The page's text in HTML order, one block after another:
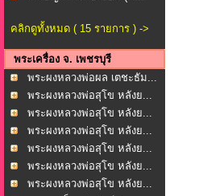
คลิกดูทั้งหมด ( 15 รายการ ) ->
พระเครื่อง จ. เพชรบุรี
พระผงหลวงพ่อผล เตชะธัม...
พระผงหลวงพ่อสุโข หลังย...
พระผงหลวงพ่อสุโข หลังย...
พระผงหลวงพ่อสุโข หลังย...
พระผงหลวงพ่อสุโข หลังย...
พระผงหลวงพ่อสุโข หลังย...
พระผงหลวงพ่อสุโข หลังย...